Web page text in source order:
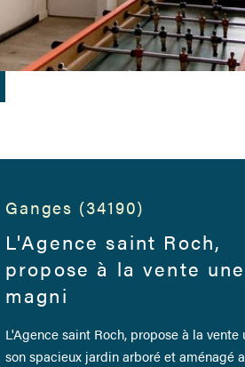
Ganges (34190)
L'Agence saint Roch,
propose à la vente une
magni
L'Agence saint Roch, propose à la
son spacieux jardin arboré et aménagé